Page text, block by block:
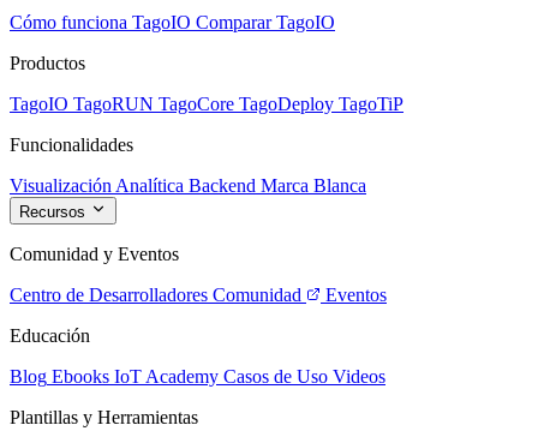
Cómo funciona TagoIO Comparar TagoIO
Productos
TagoIO TagoRUN TagoCore TagoDeploy TagoTiP
Funcionalidades
Visualización Analítica Backend Marca Blanca
Recursos
Comunidad y Eventos
Centro de Desarrolladores Comunidad
Eventos
Educación
Blog Ebooks IoT Academy Casos de Uso Videos
Plantillas y Herramientas